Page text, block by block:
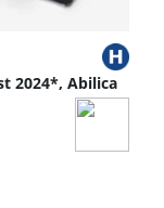
2024*, Abilica